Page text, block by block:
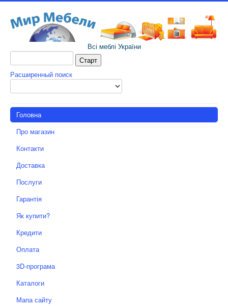
Всі меблі України
Расширенный поиск
Головна
Про магазин
Контакти
Доставка
Послуги
Гарантія
Як купити?
Кредити
Оплата
3D-програма
Каталоги
Мапа сайту